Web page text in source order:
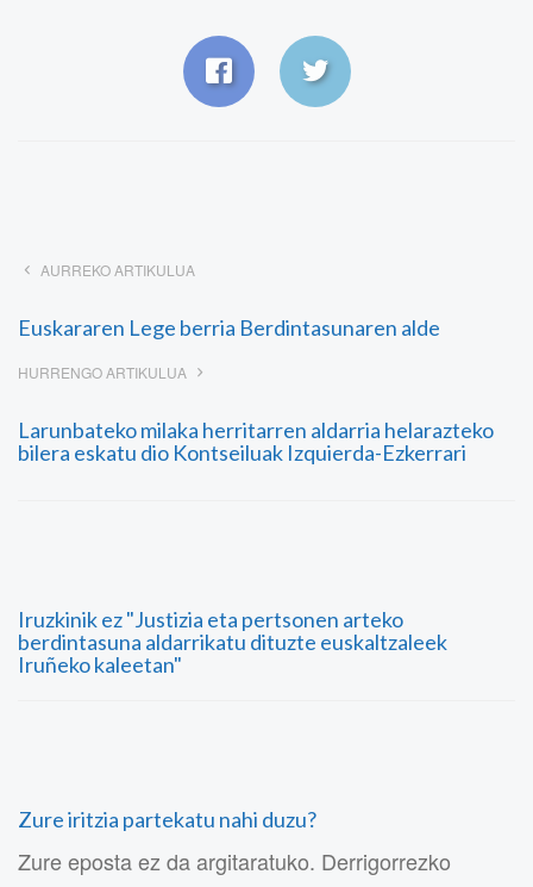
AURREKO ARTIKULUA
Euskararen Lege berria Berdintasunaren alde
HURRENGO ARTIKULUA
Larunbateko milaka herritarren aldarria helarazteko
bilera eskatu dio Kontseiluak Izquierda-Ezkerrari
Iruzkinik ez "Justizia eta pertsonen arteko
berdintasuna aldarrikatu dituzte euskaltzaleek
Iruñeko kaleetan"
Zure iritzia partekatu nahi duzu?
Zure eposta ez da argitaratuko. Derrigorrezko